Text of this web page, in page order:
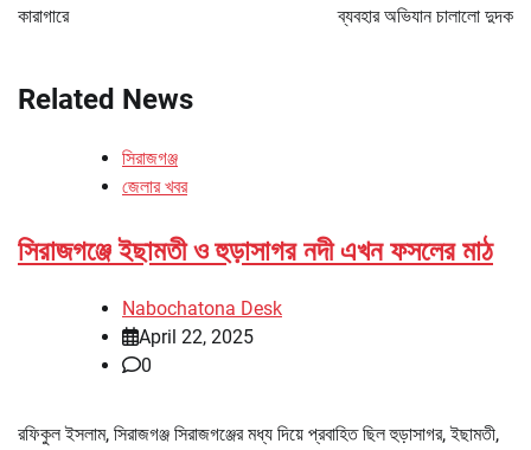
কারাগারে
ব্যবহার অভিযান চালালো দুদক
Related News
সিরাজগঞ্জ
জেলার খবর
সিরাজগঞ্জে ইছামতী ও হুড়াসাগর নদী এখন ফসলের মাঠ
Nabochatona Desk
April 22, 2025
0
রফিকুল ইসলাম, সিরাজগঞ্জ সিরাজগঞ্জের মধ্য দিয়ে প্রবাহিত ছিল হুড়াসাগর, ইছামতী,